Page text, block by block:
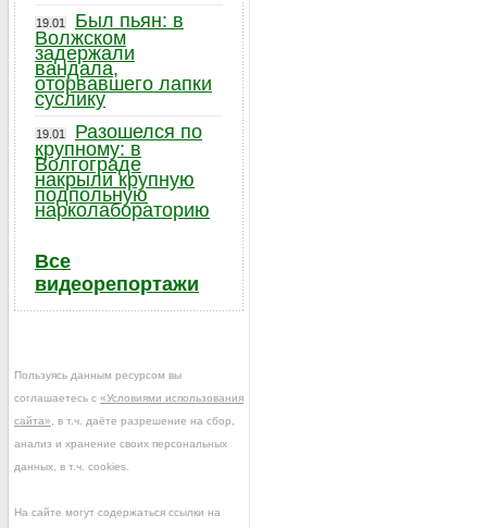
19.01
Был пьян: в
Волжском
задержали
вандала,
оторвавшего лапки
суслику
19.01
Разошелся по
крупному: в
Волгограде
накрыли крупную
подпольную
нарколабораторию
Все
видеорепортажи
Пользуясь данным ресурсом вы
соглашаетесь с «Условиями использования
сайта» , в т.ч. даёте разрешение на сбор,
анализ и хранение своих персональных
данных, в т.ч. cookies.
На сайте могут содержаться ссылки на